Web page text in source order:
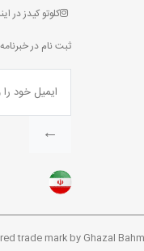
کلوتو کیدز در
ثبت نام در خبرنامه
←
trade mark by Ghazal